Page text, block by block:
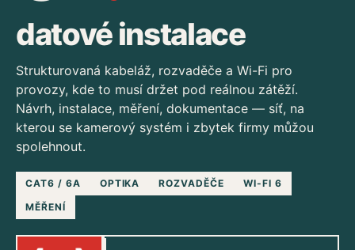
datové instalace
Strukturovaná kabeláž, rozvaděče a Wi-Fi pro
provozy, kde to musí držet pod reálnou zátěží.
Návrh, instalace, měření, dokumentace — síť, na
kterou se kamerový systém i zbytek firmy můžou
spolehnout.
CAT6 / 6A OPTIKA ROZVADĚČE
WI-FI 6
MĚŘENÍ